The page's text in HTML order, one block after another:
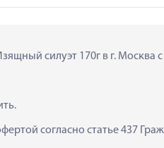
силуэт 170г в г. Москва с
согласно статье 437